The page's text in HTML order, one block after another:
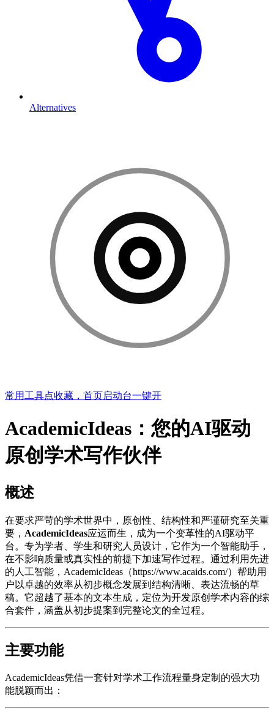
Alternatives
常用工具点收藏，首页启动台一键开
AcademicIdeas：您的AI驱动
原创学术写作伙伴
概述
在要求严苛的学术世界中，原创性、结构性和严谨研究至关重
要， AcademicIdeas应运而生，成为一个变革性的AI驱动平
台。专为学者、学生和研究人员设计，它作为一个智能助手，
在不影响质量或真实性的前提下加速写作过程。通过利用先进
的人工智能，AcademicIdeas（https://www.acaids.com/）帮助用
户以卓越的效率从初步概念发展到结构清晰、表达流畅的草
稿。它超越了基本的文本生成，定位为开发原创学术内容的综
合套件，涵盖从初步提案到完整论文的全过程。
主要功能
AcademicIdeas凭借一套针对学术工作流程量身定制的强大功
能脱颖而出：